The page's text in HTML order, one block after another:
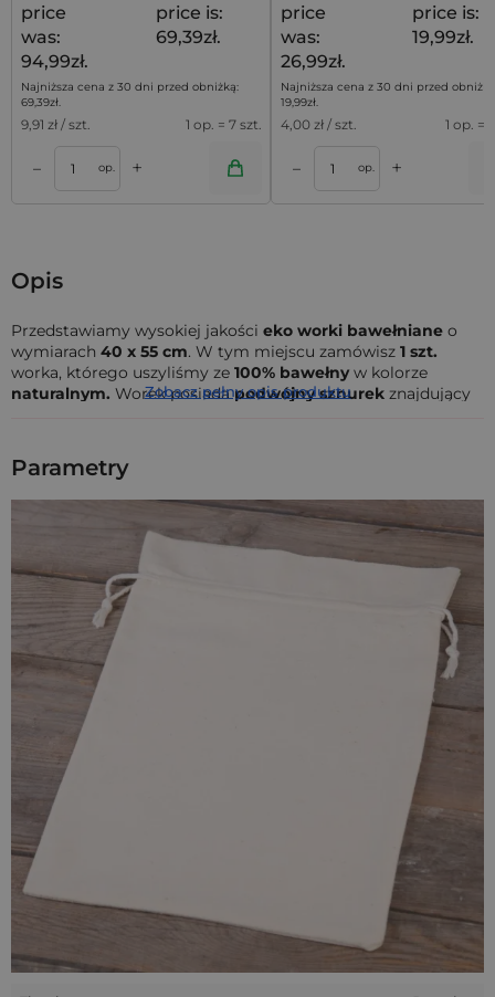
price
was:
94,99zł.
price is:
69,39zł.
Najniższa cena z 30 dni przed obniżką:
69,39zł.
9,91 zł / szt. 1 op. = 7 szt.
– op. +
price
was:
26,99zł.
price is:
19,99zł.
Najniższa cena z 30 dni przed
19,99zł.
4,00 zł / szt. 1 op. =
– op. +
Dodaj do koszyka
Opis
Przedstawiamy wysokiej jakości eko worki bawełniane o
wymiarach 40 x 55 cm. W tym miejscu zamówisz 1 szt.
worka, którego uszyliśmy ze 100% bawełny w kolorze
naturalnym. Worek posiadapodwójny sznurek znajdujący
Te worki są produktem w
naturalnej tkaniny
są bardzo uniwersalne i mogą
być wykorzystywane na wiele sposobów. Mogą być
wykorzystywane jako
, ale
także jako organizery na różnego rodzaju przedmioty, takie
jak bielizna i zabawki. Są one nie tylko praktyczne, ale
również estetyczne i mogą stać się elementem
dekoracyjnym w domu.
Oprócz standardowej oferty, naszym klientom oferujemy
także
możliwość personalizacji worków
możliwości na swoich bawełnianych workach możesz
umieścić dowolny nadruk - napis, grafikę lub zdjęcie.
To doskonała oferta dla firm, które chcą stworzyć
eko
opakowania
dopasowane do brandingu swojej marki. Nasi
klienci, którzy stawiają na zrównoważony rozwój
wykorzystują swoje torby ekologiczne i
worki bawełniane z
logo firmy
m.in. w roli opakowań produktowych lub jako
niebanalną alternatywę dla standardowych opakowań na
prezenty biznesowe.
Zobacz pełny opis produktu
Parametry